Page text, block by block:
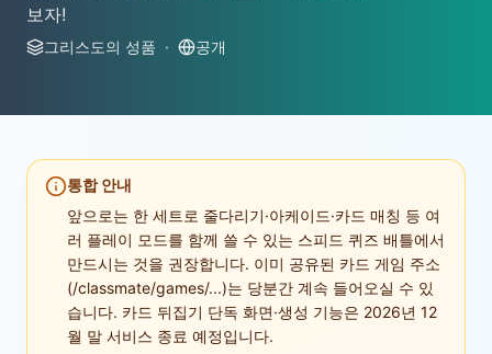
보자!
그리스도의 성품 · 공개
통합 안내
앞으로는 한 세트로 줄다리기·아케이드·카드 매칭 등 여
러 플레이 모드를 함께 쓸 수 있는 스피드 퀴즈 배틀에서
만드시는 것을 권장합니다. 이미 공유된 카드 게임 주소
(/classmate/games/...)는 당분간 계속 들어오실 수 있
습니다. 카드 뒤집기 단독 화면·생성 기능은 2026년 12
월 말 서비스 종료 예정입니다.